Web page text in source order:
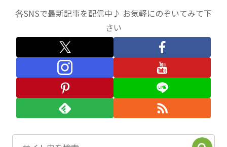
各SNSで最新記事を配信中♪ お気軽にのぞいてみて下
さい